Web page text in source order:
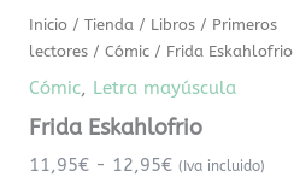
Inicio /Tienda / Libros / Primeros
lectores /Cómic / Frida Eskahlofrio
Cómic, Letra mayúscula
Frida Eskahlofrio
11,95€ - 12,95€ (Iva incluido)